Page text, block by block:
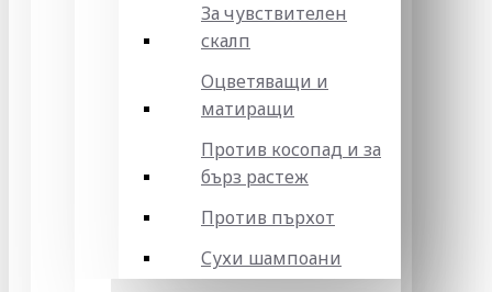
За чувствителен
скалп
Оцветяващи и
матиращи
Против косопад и за
бърз растеж
Против пърхот
Сухи шампоани